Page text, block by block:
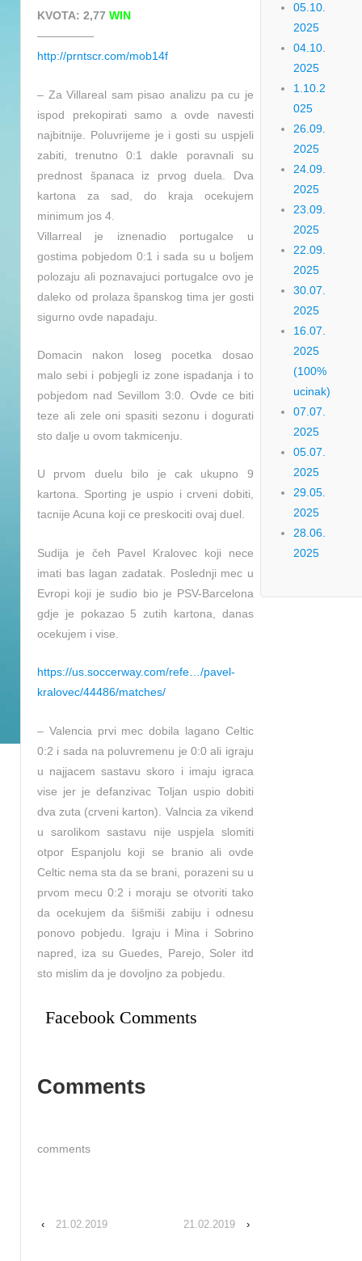
KVOTA: 2,77 WIN
—————
http://prntscr.com/mob14f
– Za Villareal sam pisao analizu pa cu je
ispod prekopirati samo a ovde navesti
najbitnije. Poluvrijeme je i gosti su uspjeli
zabiti, trenutno 0:1 dakle poravnali su
prednost španaca iz prvog duela. Dva
kartona za sad, do kraja ocekujem
minimum jos 4.
Villarreal je iznenadio portugalce u
gostima pobjedom 0:1 i sada su u boljem
polozaju ali poznavajuci portugalce ovo je
daleko od prolaza španskog tima jer gosti
sigurno ovde napadaju.
Domacin nakon loseg pocetka dosao
malo sebi i pobjegli iz zone ispadanja i to
pobjedom nad Sevillom 3:0. Ovde ce biti
teze ali zele oni spasiti sezonu i dogurati
sto dalje u ovom takmicenju.
U prvom duelu bilo je cak ukupno 9
kartona. Sporting je uspio i crveni dobiti,
tacnije Acuna koji ce preskociti ovaj duel.
Sudija je čeh Pavel Kralovec koji nece
imati bas lagan zadatak. Poslednji mec u
Evropi koji je sudio bio je PSV-Barcelona
gdje je pokazao 5 zutih kartona, danas
ocekujem i vise.
https://us.soccerway.com/refe…/pavel-
kralovec/44486/matches/
– Valencia prvi mec dobila lagano Celtic
0:2 i sada na poluvremenu je 0:0 ali igraju
u najjacem sastavu skoro i imaju igraca
vise jer je defanzivac Toljan uspio dobiti
dva zuta (crveni karton). Valncia za vikend
u sarolikom sastavu nije uspjela slomiti
otpor Espanjolu koji se branio ali ovde
Celtic nema sta da se brani, porazeni su u
prvom mecu 0:2 i moraju se otvoriti tako
da ocekujem da šišmiši zabiju i odnesu
ponovo pobjedu. Igraju i Mina i Sobrino
napred, iza su Guedes, Parejo, Soler itd
sto mislim da je dovoljno za pobjedu.
Facebook Comments
Comments
comments
‹ 21.02.2019 21.02.2019 ›
05.10.
2025
04.10.
2025
1.10.2
025
26.09.
2025
24.09.
2025
23.09.
2025
22.09.
2025
30.07.
2025
16.07.
2025
(100%
ucinak)
07.07.
2025
05.07.
2025
29.05.
2025
28.06.
2025